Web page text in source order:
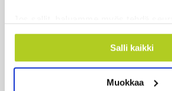
Kerätä tietoja
mahdollisesti muutaman metrin
ominaispiirteitä aktiivisesti
Salli kaikki
Muokkaa
Kuin kauhuelokuvasta – Oletko
kuullut Etelämantereen
Veriputouksesta?